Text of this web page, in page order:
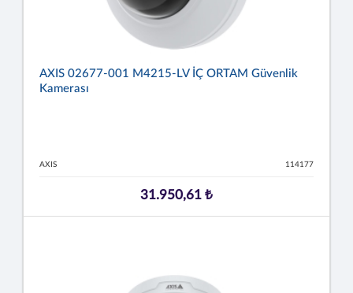
AXIS 02677-001 M4215-LV İÇ ORTAM Güvenlik
Kamerası
AXIS 114177
31.950,61 ₺